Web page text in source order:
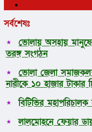
সর্বশেষঃ
ভোলায় অসহায়
তরঙ্গ সংগঠন
ভোলা জেলা
নারীকে ১০ হাজার টাকার
বিটিভির
লালমোহনে ফেয়ার